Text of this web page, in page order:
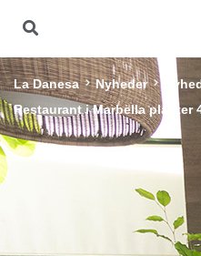
La Danesa Nyheder
Restaurant i Marbella planter